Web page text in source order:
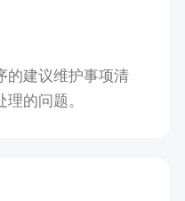
的建议维护事项清
的问题。